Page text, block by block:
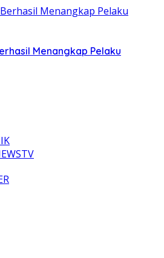
Menangkap Pelaku